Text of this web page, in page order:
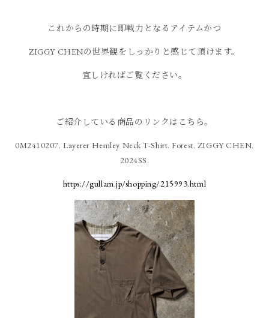
これからの時期に即戦力となるアイテムかつ
ZIGGY CHENの世界観をしっかりと感じて頂けます。
宜しければご覧ください。
ご紹介している商品のリンクはこちら。
0M2410207. Layerer Hemley Neck T-Shirt. Forest. ZIGGY CHEN.
2024SS.
https://gullam.jp/shopping/215993.html